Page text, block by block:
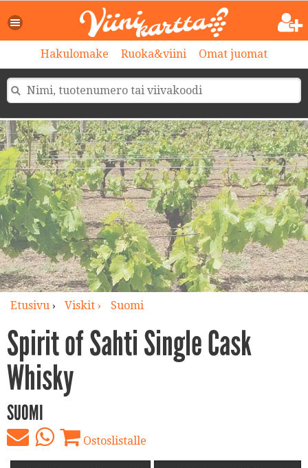
Hakulomake Ruoka&viini Omat juomat
Etusivu› Viskit › Suomi
Spirit of Sahti Single Cask
Whisky
SUOMI
Ostoslistalle